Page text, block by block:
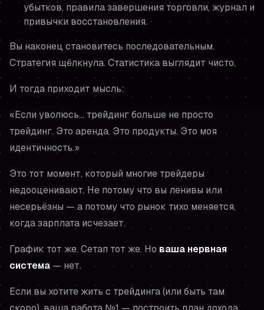
убытков, правила завершения торговли, журнал и
привычки восстановления.
Вы наконец становитесь последовательным.
Стратегия щёлкнула. Статистика выглядит чисто.
И тогда приходит мысль:
«Если уволюсь… трейдинг больше не просто
трейдинг. Это аренда. Это продукты. Это моя
идентичность.»
Это тот момент, который многие трейдеры
недооценивают. Не потому что вы ленивы или
несерьёзны — а потому что рынок тихо меняется,
когда зарплата исчезает.
График тот же. Сетап тот же. Но ваша нервная
система — нет.
Если вы хотите жить с трейдинга (или быть там